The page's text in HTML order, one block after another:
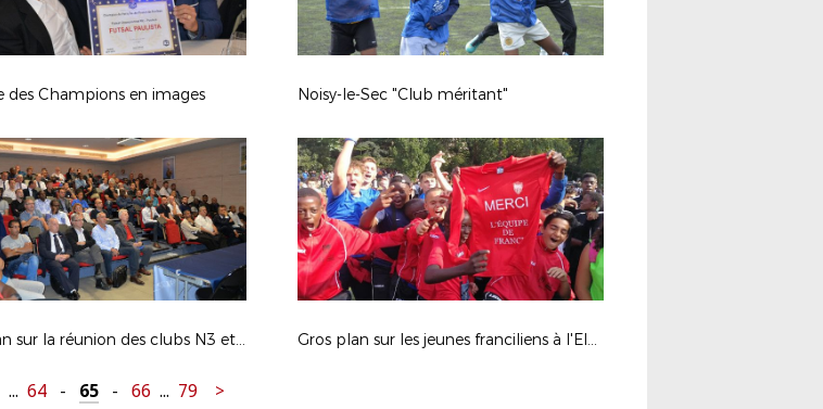
des Champions en images Noisy-le-Sec "Club méritant"
Gros plan sur la réunion des clubs N3 et R1 Gros plan sur les jeunes franciliens à l'Elysée
... 64 - 65 - 66 ... 79 >